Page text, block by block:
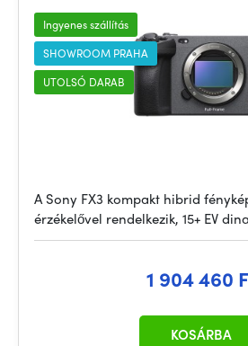
Ingyenes szállítás
SHOWROOM PRAHA
UTOLSÓ DARAB
A Sony FX3 kompakt hibrid
érzékelővel rendelkezik, 15+ EV
1 904 460
KOSÁRBA